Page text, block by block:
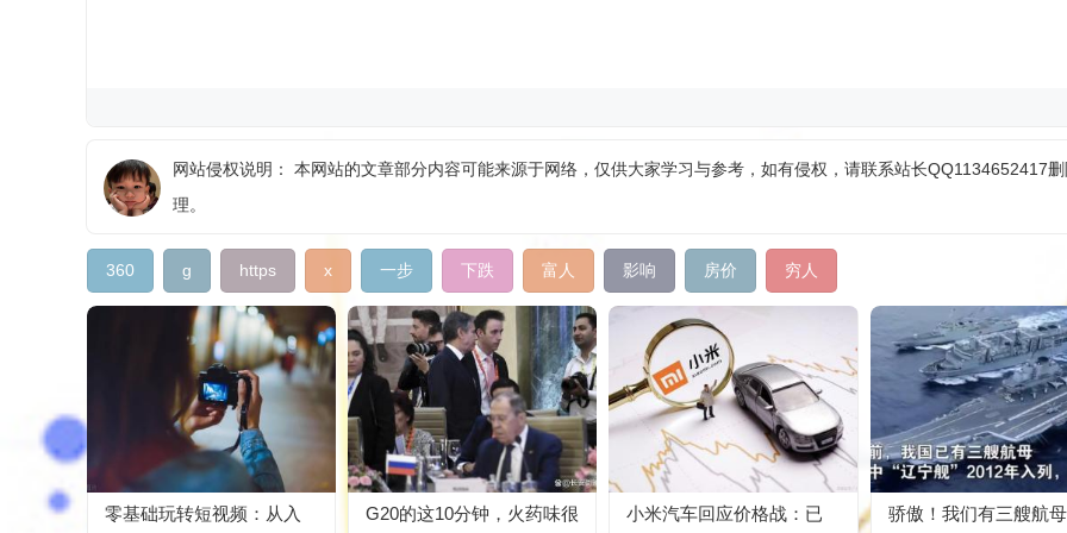
网站侵权说明： 本网站的文章部分内容可能来源于网络，仅供大家学习与参考，如有侵权，请联系站长QQ1134652417
理。
360 g https x 一步 下跌 富人 影响 房价 穷人
零基础玩转短视频：从入
G20的这10分钟，火药味很
小米汽车回应价格战：已
骄傲！我们有三艘航母